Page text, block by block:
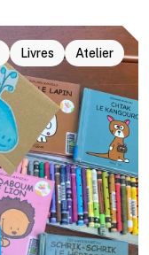
Livres Atelier